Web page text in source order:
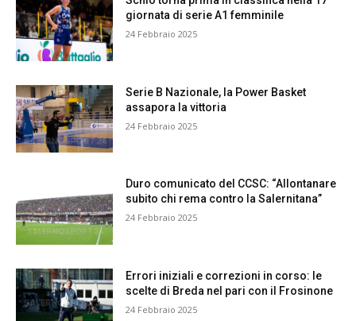
giornata di serie A1 femminile
24 Febbraio 2025
Serie B Nazionale, la Power Basket
assapora la vittoria
24 Febbraio 2025
Duro comunicato del CCSC: “Allontanare
subito chi rema contro la Salernitana”
24 Febbraio 2025
Errori iniziali e correzioni in corso: le
scelte di Breda nel pari con il Frosinone
24 Febbraio 2025